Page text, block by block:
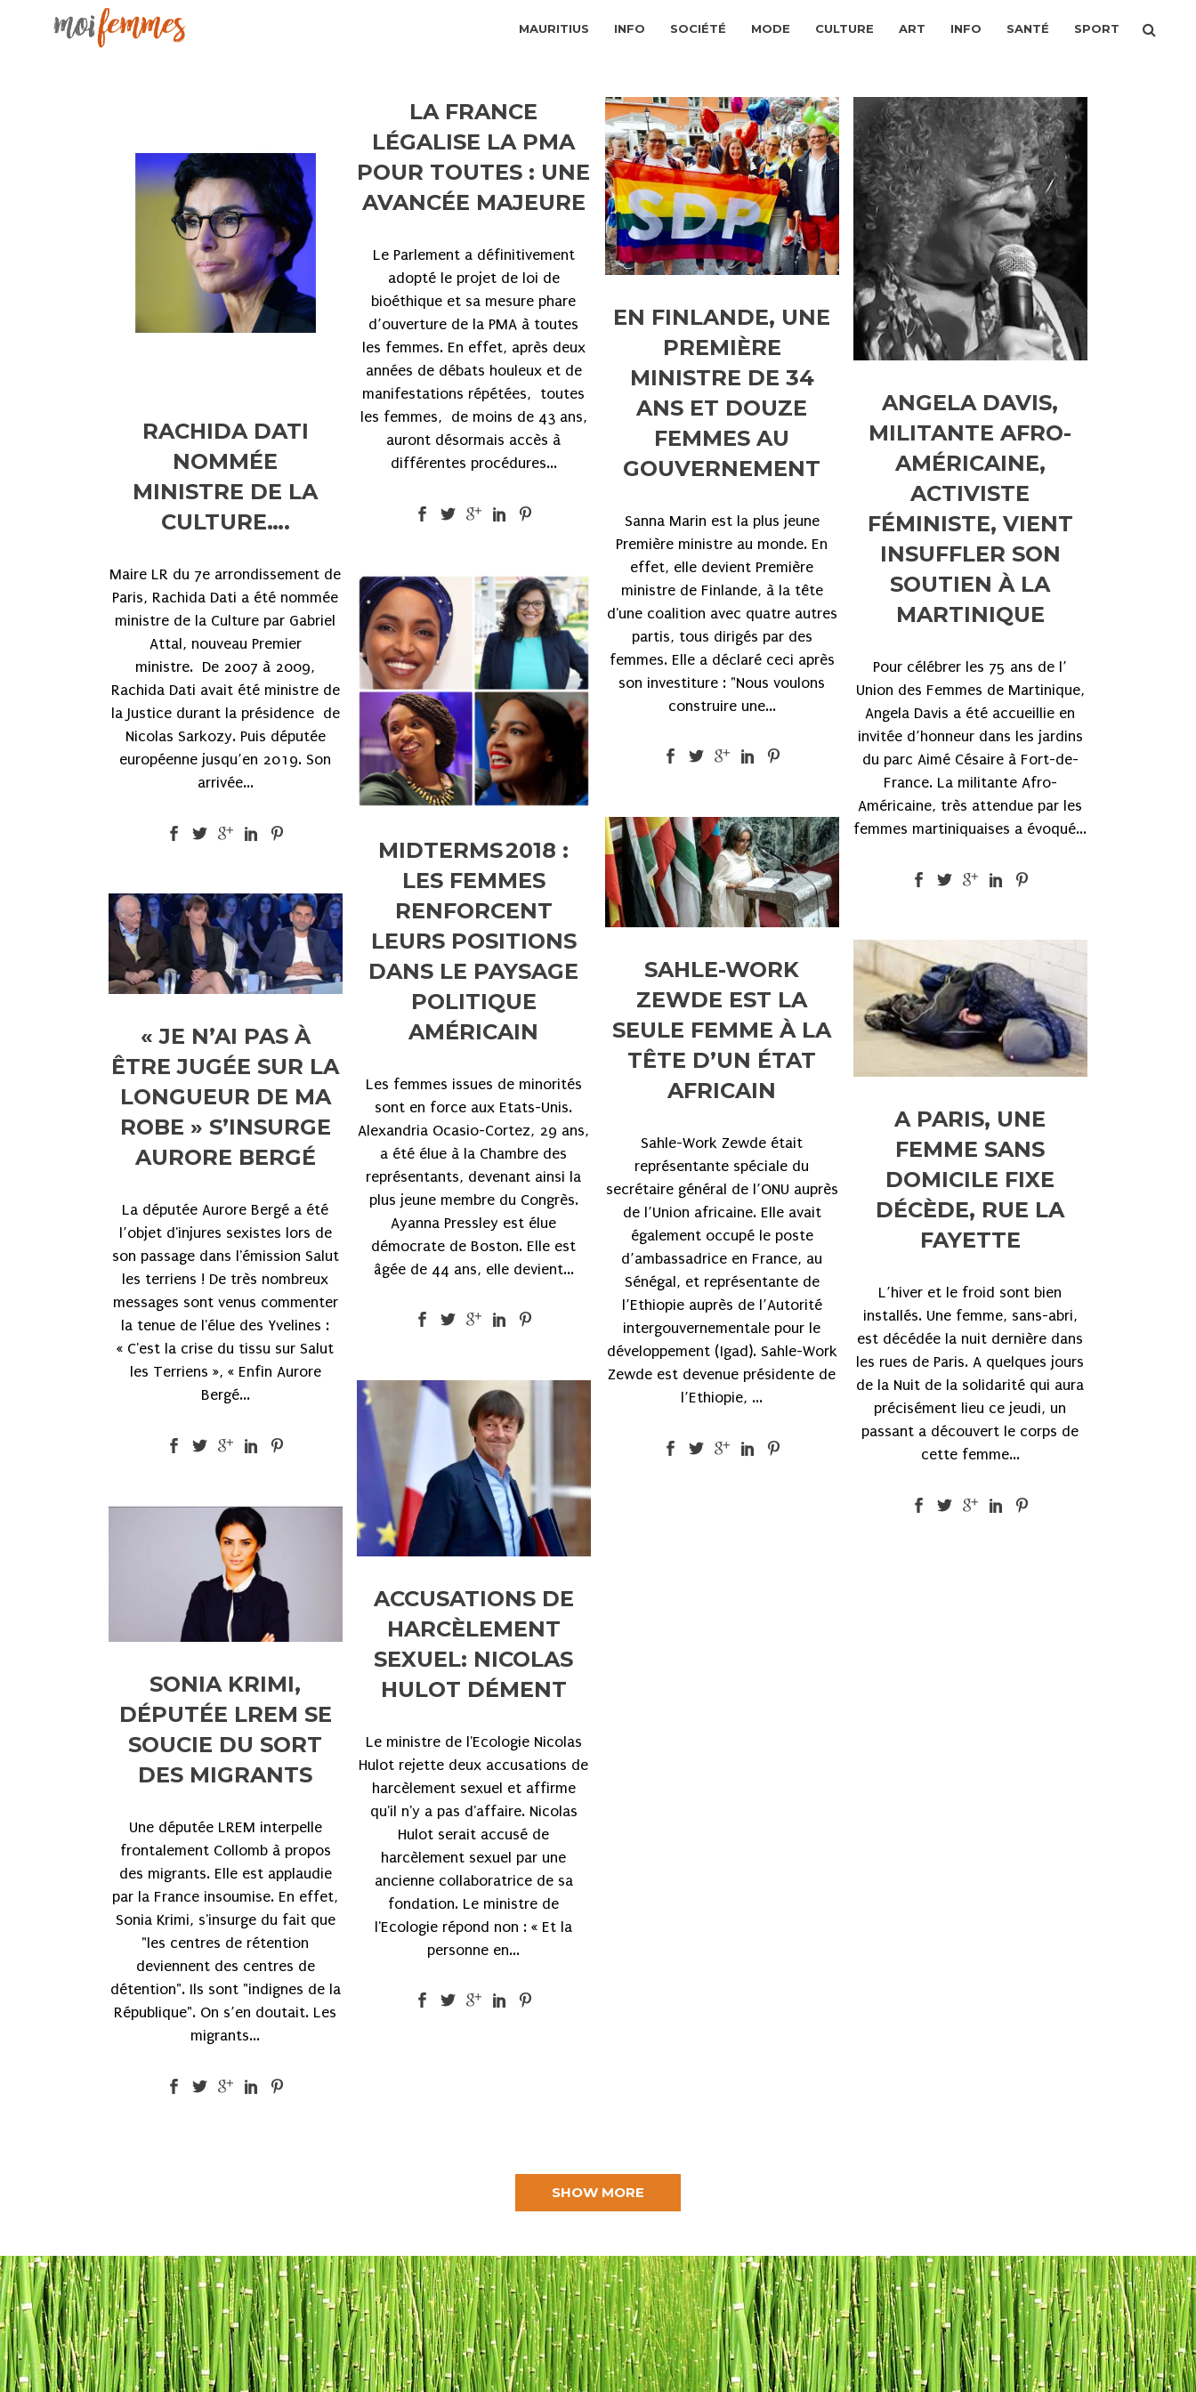
MAURITIUS INFO SOCIÉTÉ MODE CULTURE ART INFO SANTÉ SPORT
RACHIDA DATI
NOMMÉE
MINISTRE DE LA
CULTURE….
Maire LR du 7e arrondissement de
Paris, Rachida Dati a été nommée
ministre de la Culture par Gabriel
Attal, nouveau Premier
ministre. De 2007 à 2009,
Rachida Dati avait été ministre de
la Justice durant la présidence de
Nicolas Sarkozy. Puis députée
européenne jusqu’en 2019. Son
arrivée...
LA FRANCE
LÉGALISE LA PMA
POUR TOUTES : UNE
AVANCÉE MAJEURE
Le Parlement a définitivement
adopté le projet de loi de
bioéthique et sa mesure phare
d’ouverture de la PMA à toutes
les femmes. En effet, après deux
années de débats houleux et de
manifestations répétées, toutes
les femmes, de moins de 43 ans,
auront désormais accès à
différentes procédures...
EN FINLANDE, UNE
PREMIÈRE
MINISTRE DE 34
ANS ET DOUZE
FEMMES AU
GOUVERNEMENT
Sanna Marin est la plus jeune
Première ministre au monde. En
effet, elle devient Première
ministre de Finlande, à la tête
d'une coalition avec quatre autres
partis, tous dirigés par des
femmes. Elle a déclaré ceci après
son investiture : "Nous voulons
construire une...
ANGELA DAVIS,
MILITANTE AFRO-
AMÉRICAINE,
ACTIVISTE
FÉMINISTE, VIENT
INSUFFLER SON
SOUTIEN À LA
MARTINIQUE
Pour célébrer les 75 ans de l’
Union des Femmes de Martinique,
Angela Davis a été accueillie en
invitée d’honneur dans les jardins
du parc Aimé Césaire à Fort-de-
France. La militante Afro-
Américaine, très attendue par les
femmes martiniquaises a évoqué...
MIDTERMS 2018 :
LES FEMMES
RENFORCENT
LEURS POSITIONS
DANS LE PAYSAGE
POLITIQUE
AMÉRICAIN
Les femmes issues de minorités
sont en force aux Etats-Unis.
Alexandria Ocasio-Cortez, 29 ans,
a été élue à la Chambre des
représentants, devenant ainsi la
plus jeune membre du Congrès.
Ayanna Pressley est élue
démocrate de Boston. Elle est
âgée de 44 ans, elle devient...
SAHLE-WORK
ZEWDE EST LA
SEULE FEMME À LA
TÊTE D’UN ÉTAT
AFRICAIN
Sahle-Work Zewde était
représentante spéciale du
secrétaire général de l’ONU auprès
de l’Union africaine. Elle avait
également occupé le poste
d’ambassadrice en France, au
Sénégal, et représentante de
l’Ethiopie auprès de l’Autorité
intergouvernementale pour le
développement (Igad). Sahle-Work
Zewde est devenue présidente de
l’Ethiopie, ...
« JE N’AI PAS À
ÊTRE JUGÉE SUR LA
LONGUEUR DE MA
ROBE » S’INSURGE
AURORE BERGÉ
La députée Aurore Bergé a été
l’objet d'injures sexistes lors de
son passage dans l'émission Salut
les terriens ! De très nombreux
messages sont venus commenter
la tenue de l'élue des Yvelines :
« C'est la crise du tissu sur Salut
les Terriens », « Enfin Aurore
Bergé...
A PARIS, UNE
FEMME SANS
DOMICILE FIXE
DÉCÈDE, RUE LA
FAYETTE
L’hiver et le froid sont bien
installés. Une femme, sans-abri,
est décédée la nuit dernière dans
les rues de Paris. A quelques jours
de la Nuit de la solidarité qui aura
précisément lieu ce jeudi, un
passant a découvert le corps de
cette femme...
ACCUSATIONS DE
HARCÈLEMENT
SEXUEL: NICOLAS
HULOT DÉMENT
Le ministre de l'Ecologie Nicolas
Hulot rejette deux accusations de
harcèlement sexuel et affirme
qu'il n'y a pas d'affaire. Nicolas
Hulot serait accusé de
harcèlement sexuel par une
ancienne collaboratrice de sa
fondation. Le ministre de
l'Ecologie répond non : « Et la
personne en...
SONIA KRIMI,
DÉPUTÉE LREM SE
SOUCIE DU SORT
DES MIGRANTS
Une députée LREM interpelle
frontalement Collomb à propos
des migrants. Elle est applaudie
par la France insoumise. En effet,
Sonia Krimi, s'insurge du fait que
"les centres de rétention
deviennent des centres de
détention". Ils sont "indignes de la
République". On s’en doutait. Les
migrants...
SHOW MORE